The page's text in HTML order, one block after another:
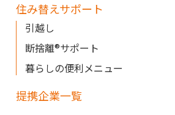
住み替えサポート
引越し
断捨離®サポート
暮らしの便利メニュー
提携企業一覧